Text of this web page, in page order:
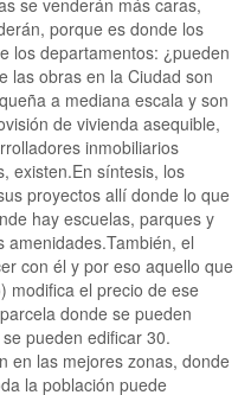
se venderán más caras,
porque es donde los
los departamentos: ¿pueden
las obras en la Ciudad son
a mediana escala y son
de vivienda asequible,
inmobiliarios
existen.En síntesis, los
proyectos allí donde lo que
hay escuelas, parques y
amenidades.También, el
con él y por eso aquello que
modifica el precio de ese
donde se pueden
pueden edificar 30.
en las mejores zonas, donde
la población puede